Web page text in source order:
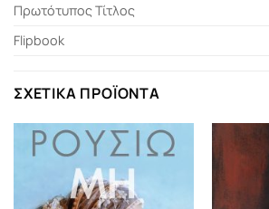
Πρωτότυπος Τίτλος
Flipbook
ΣΧΕΤΙΚΆ ΠΡΟΪΌΝΤΑ